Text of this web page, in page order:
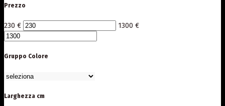
Prezzo
230 € 1300 €
Gruppo Colore
Larghezza cm